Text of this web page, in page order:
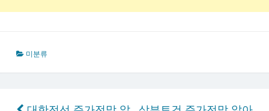
미분류